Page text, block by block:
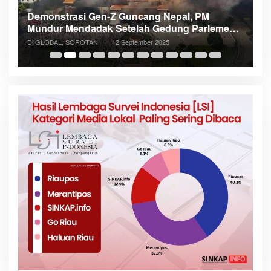
Demonstrasi Gen-Z Guncang Nepal, PM
Mundur Mendadak Setelah Gedung Parlemen
Dibakar
Di GLOBAL, SOROTAN | 12 September 2025